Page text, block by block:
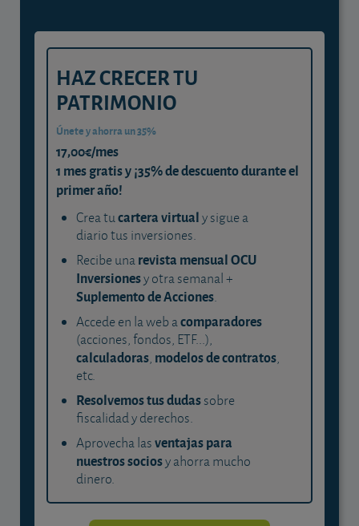
HAZ CRECER TU
PATRIMONIO
Únete y ahorra un 35%
17,00€/mes
1 mes gratis y ¡35% de descuento durante el
primer año!
Crea tucartera virtualy sigue a
diario tus inversiones.
Recibe unarevista mensual OCU
Inversionesy otra semanal +
Suplemento de Acciones.
Accede en la web acomparadores
(acciones, fondos, ETF...),
calculadoras, modelos de contratos,
etc.
Resolvemos tus dudassobre
fiscalidad y derechos.
Aprovecha lasventajas para
nuestros sociosy ahorra mucho
dinero.